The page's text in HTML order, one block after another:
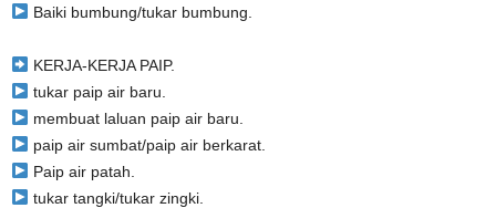
Baiki bumbung/tukar bumbung.
KERJA-KERJA PAIP.
tukar paip air baru.
membuat laluan paip air baru.
paip air sumbat/paip air berkarat.
Paip air patah.
tukar tangki/tukar zingki.